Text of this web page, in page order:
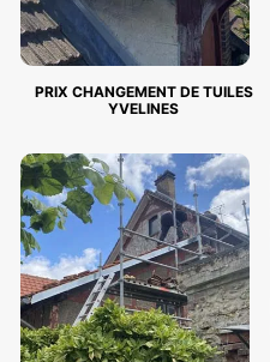
PRIX CHANGEMENT DE TUILES
YVELINES